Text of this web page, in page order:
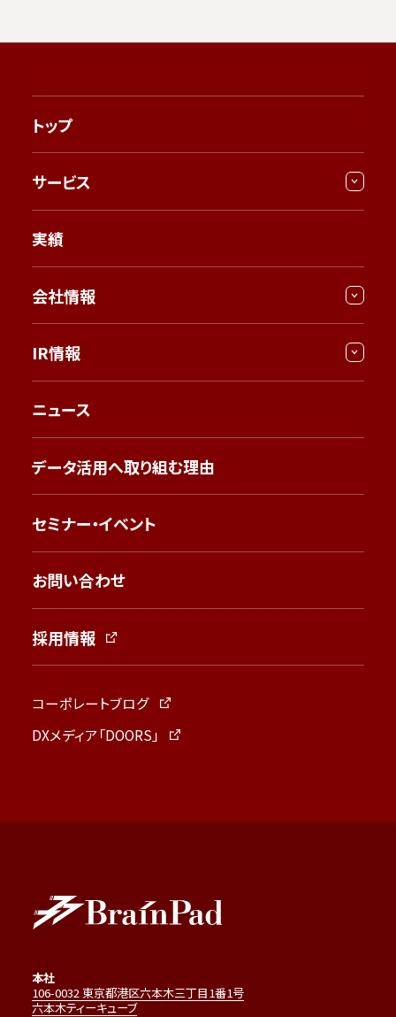
トップ
サービス
実績
会社情報
IR情報
ニュース
データ活用へ取り組む理由
セミナー・イベント
お問い合わせ
採用情報
コーポレートブログ
DXメディア「DOORS」
本社
106-0032 東京都港区六本木三丁目1番1号
六本木ティーキューブ